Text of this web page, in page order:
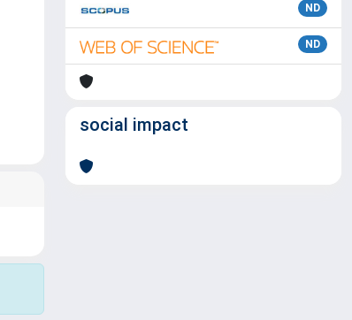
ND
ND
social impact